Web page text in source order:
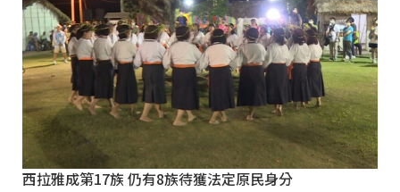
西拉雅成第17族 仍有8族待獲法定原民身分